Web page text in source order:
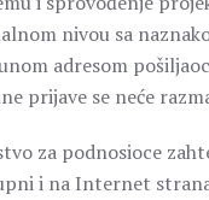
nivou sa
adresom
prijave se neće
za podnosioce
i na Internet